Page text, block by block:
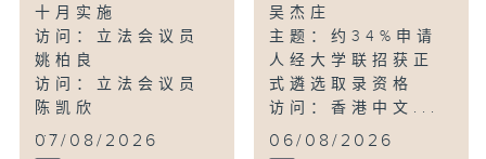
十月实施
访问：立法会议员
姚柏良
访问：立法会议员
陈凯欣
...
07/08/2026
吴杰庄
主题：约34%申请
人经大学联招获正
式遴选取录资格
访问：香港中文...
06/08/2026